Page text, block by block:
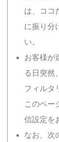
は、ココ
に振り分
い。
お客様が
る日突然
フィルタ
このペー
信設定を
なお、次